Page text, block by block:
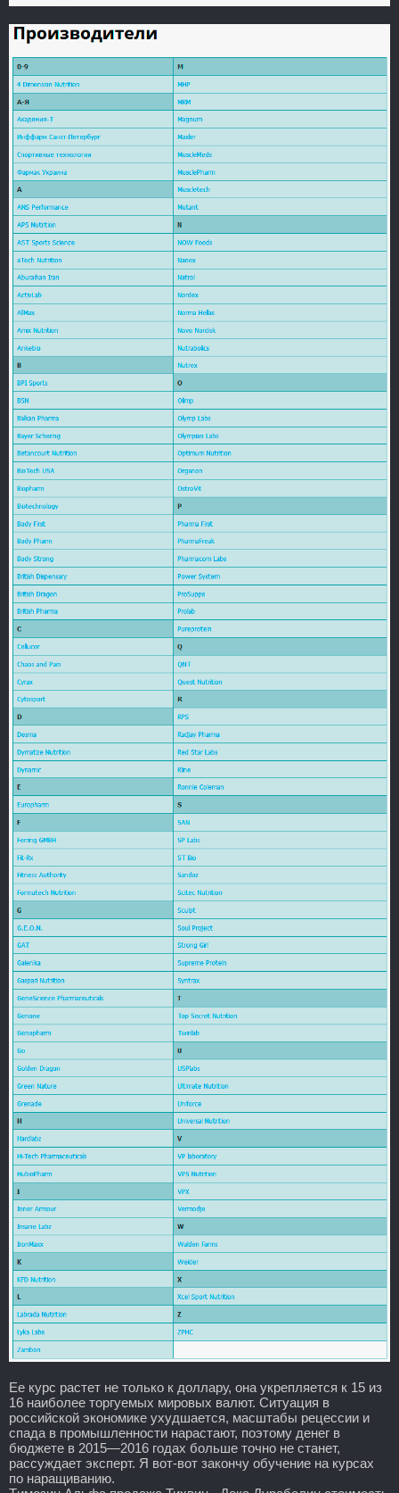
Ее курс растет не только к доллару, она укрепляется к 15 из
16 наиболее торгуемых мировых валют. Ситуация в
российской экономике ухудшается, масштабы рецессии и
спада в промышленности нарастают, поэтому денег в
бюджете в 2015—2016 годах больше точно не станет,
рассуждает эксперт. Я вот-вот закончу обучение на курсах
по наращиванию.